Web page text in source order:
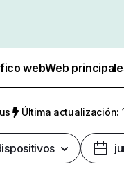
webWeb
Última actualización: